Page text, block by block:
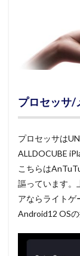
プロセッサ/
プロセッサは
ALLDOCUBE
こちらは
謳っています。
アならライトゲ
Android12 OSの